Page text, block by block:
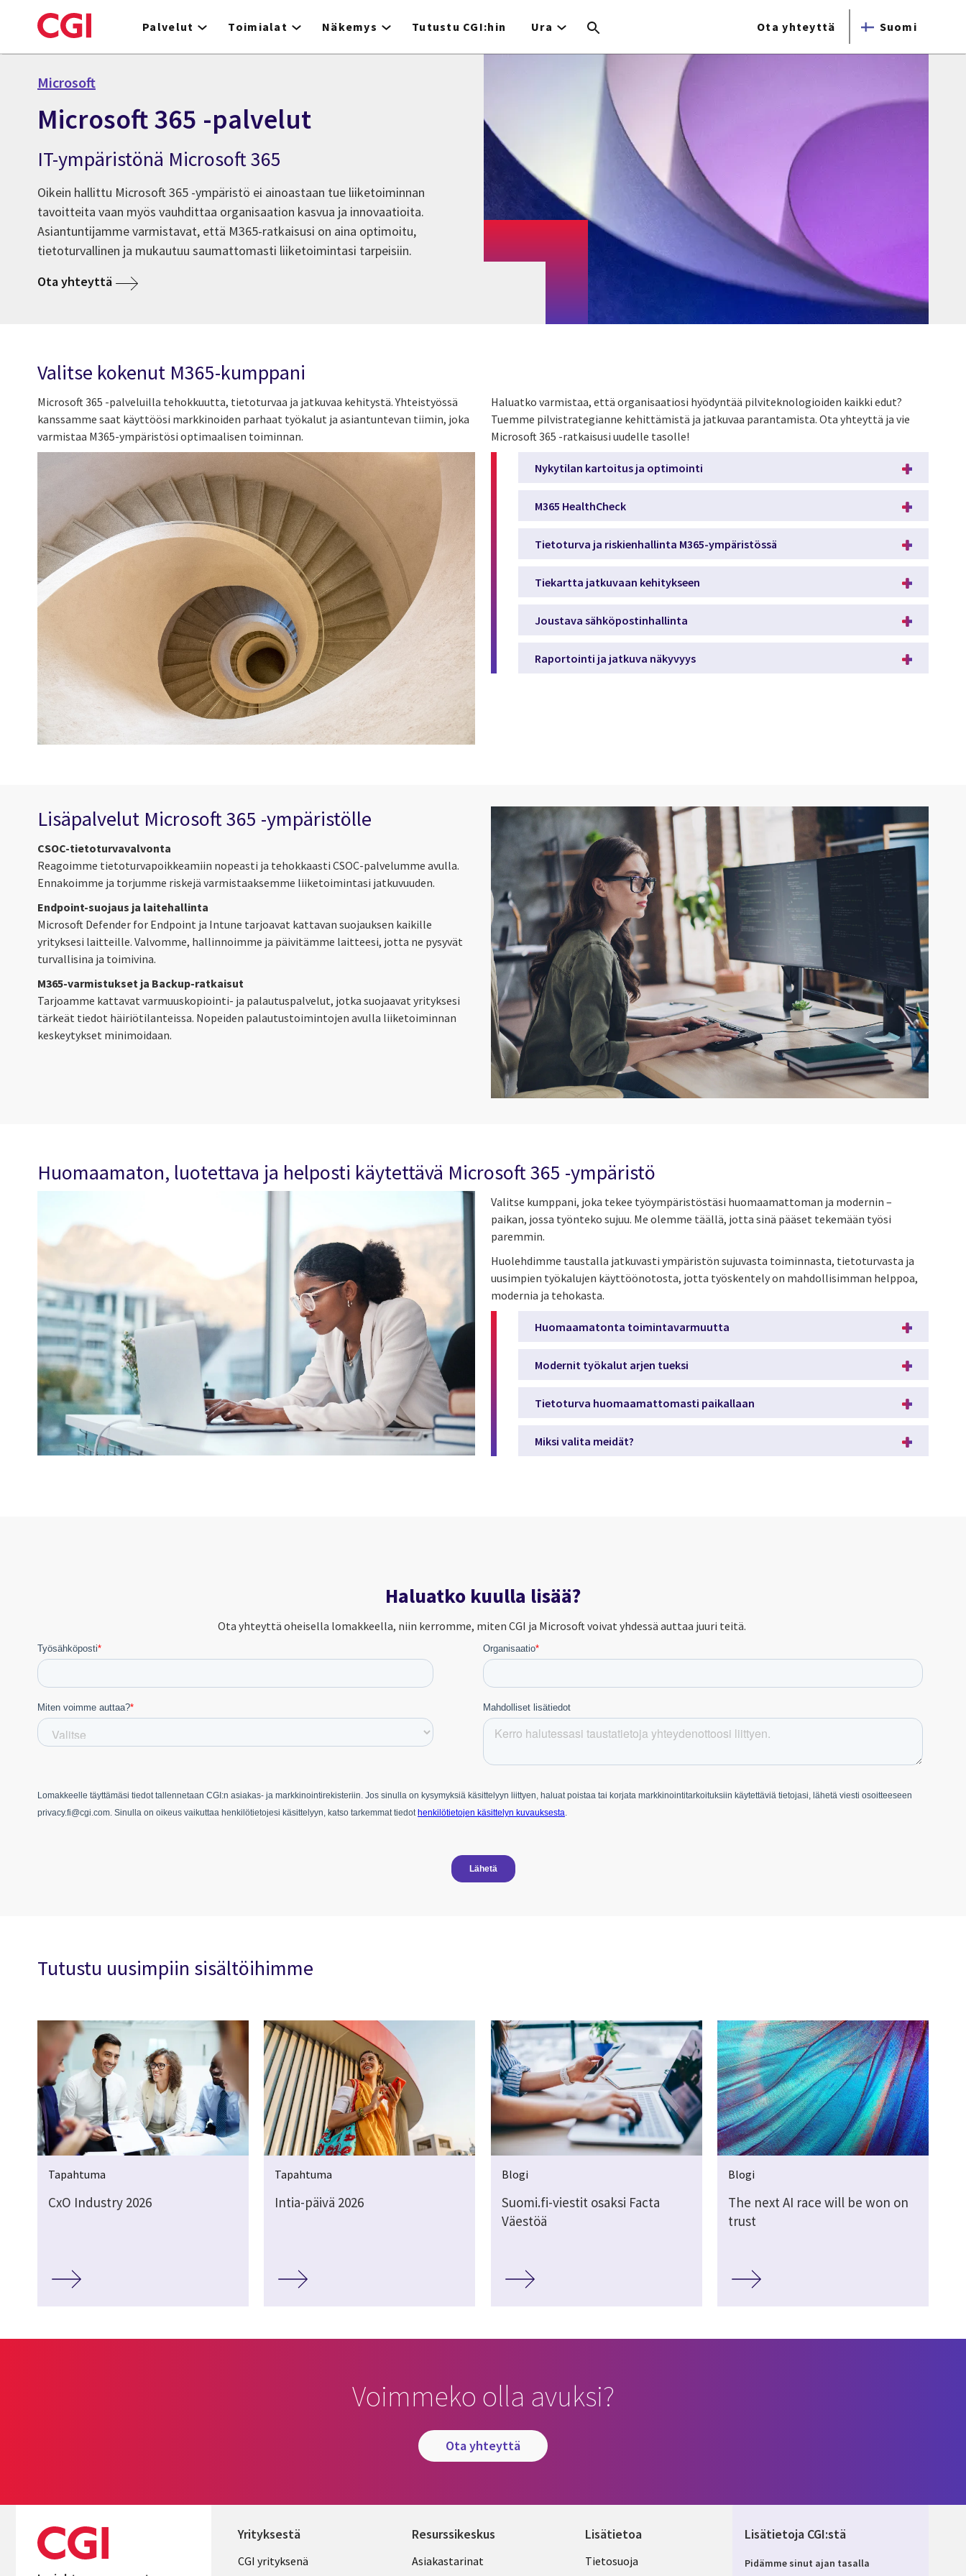
to
Palvelut Toimialat Näkemys Tutustu CGI:hin Ura Ota yhteyttä Suomi
Microsoft
Microsoft 365 -palvelut
IT-ympäristönä Microsoft 365
Oikein hallittu Microsoft 365 -ympäristö ei ainoastaan tue liiketoiminnan
tavoitteita vaan myös vauhdittaa organisaation kasvua ja innovaatioita.
Asiantuntijamme varmistavat, että M365-ratkaisusi on aina optimoitu,
tietoturvallinen ja mukautuu saumattomasti liiketoimintasi tarpeisiin.
Ota yhteyttä
Valitse kokenut M365-kumppani
Microsoft 365 -palveluilla tehokkuutta, tietoturvaa ja jatkuvaa kehitystä. Yhteistyössä
kanssamme saat käyttöösi markkinoiden parhaat työkalut ja asiantuntevan tiimin, joka
varmistaa M365-ympäristösi optimaalisen toiminnan.
Haluatko varmistaa, että organisaatiosi hyödyntää pilviteknologioiden kaikki edut?
Tuemme pilvistrategianne kehittämistä ja jatkuvaa parantamista. Ota yhteyttä ja vie
Microsoft 365 -ratkaisusi uudelle tasolle!
Nykytilan kartoitus ja optimointi
M365 HealthCheck
Tietoturva ja riskienhallinta M365-ympäristössä
Tiekartta jatkuvaan kehitykseen
Joustava sähköpostinhallinta
Raportointi ja jatkuva näkyvyys
Lisäpalvelut Microsoft 365 -ympäristölle
CSOC-tietoturvavalvonta
Reagoimme tietoturvapoikkeamiin nopeasti ja tehokkaasti CSOC-palvelumme avulla.
Ennakoimme ja torjumme riskejä varmistaaksemme liiketoimintasi jatkuvuuden.
Endpoint-suojaus ja laitehallinta
Microsoft Defender for Endpoint ja Intune tarjoavat kattavan suojauksen kaikille
yrityksesi laitteille. Valvomme, hallinnoimme ja päivitämme laitteesi, jotta ne pysyvät
turvallisina ja toimivina.
M365-varmistukset ja Backup-ratkaisut
Tarjoamme kattavat varmuuskopiointi- ja palautuspalvelut, jotka suojaavat yrityksesi
tärkeät tiedot häiriötilanteissa. Nopeiden palautustoimintojen avulla liiketoiminnan
keskeytykset minimoidaan.
Huomaamaton, luotettava ja helposti käytettävä Microsoft 365 -ympäristö
Valitse kumppani, joka tekee työympäristöstäsi huomaamattoman ja modernin –
paikan, jossa työnteko sujuu. Me olemme täällä, jotta sinä pääset tekemään työsi
paremmin.
Huolehdimme taustalla jatkuvasti ympäristön sujuvasta toiminnasta, tietoturvasta ja
uusimpien työkalujen käyttöönotosta, jotta työskentely on mahdollisimman helppoa,
modernia ja tehokasta.
Huomaamatonta toimintavarmuutta
Modernit työkalut arjen tueksi
Tietoturva huomaamattomasti paikallaan
Miksi valita meidät?
Haluatko kuulla lisää?
Ota yhteyttä oheisella lomakkeella, niin kerromme, miten CGI ja Microsoft voivat yhdessä auttaa juuri teitä.
Tutustu uusimpiin sisältöihimme
Tapahtuma
CxO Industry 2026
Tapahtuma
Intia-päivä 2026
Blogi
Suomi.fi-viestit osaksi Facta
Väestöä
Blogi
The next AI race will be won on
trust
Voimmeko olla avuksi?
ota yhteyttä
Yrityksestä
Useful
CGI yrityksenä
Resurssikeskus
Library
Asiakastarinat
Lisätietoa
Legal
Tietosuoja
Lisätietoja CGI:stä
Pidämme sinut ajan tasalla